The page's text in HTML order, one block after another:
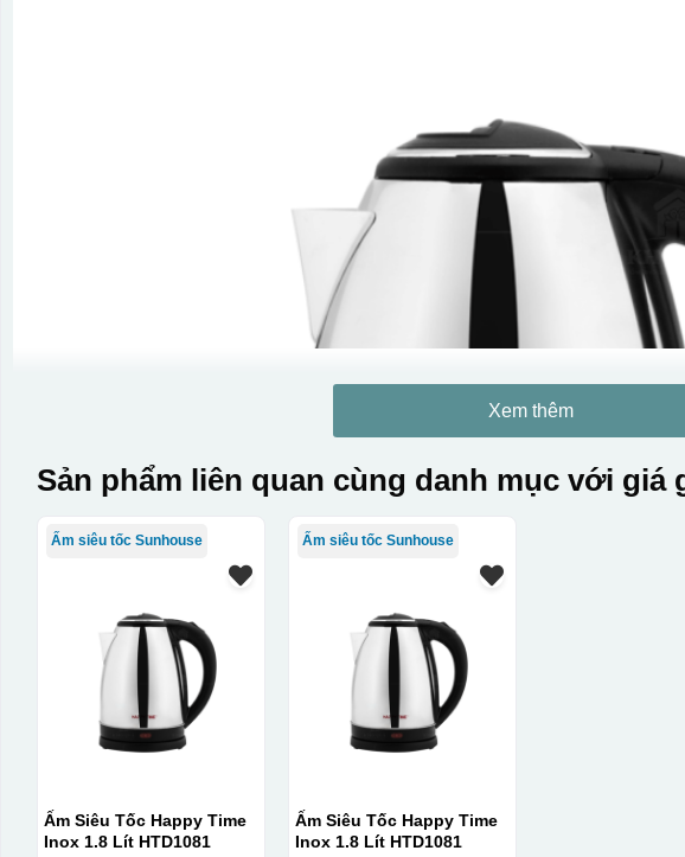
Xem thêm
Sản phẩm liên quan cùng danh mục với giá
Ấm siêu tốc Sunhouse
Ấm Siêu Tốc Happy Time
Inox 1.8 Lít HTD1081
Ấm siêu tốc Sunhouse
Ấm Siêu Tốc Happy Time
Inox 1.8 Lít HTD1081